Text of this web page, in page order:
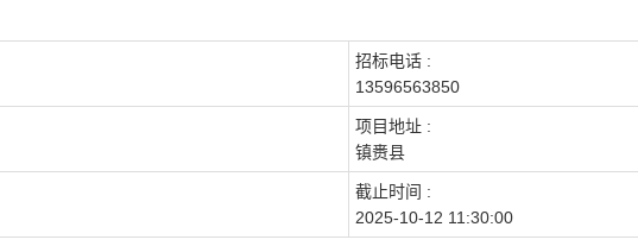
招标电话 :
13596563850
项目地址 :
镇赉县
截止时间 :
2025-10-12 11:30:00